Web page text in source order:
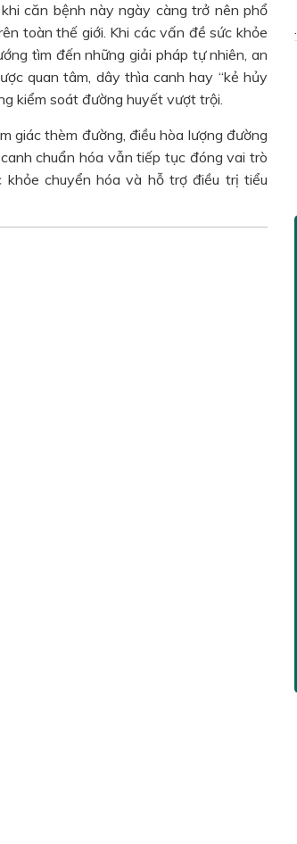
căn bệnh này ngày càng trở nên phổ
toàn thế giới. Khi các vấn đề sức khỏe
tìm đến những giải pháp tự nhiên, an
quan tâm, dây thìa canh hay “kẻ hủy
kiểm soát đường huyết vượt trội.
giác thèm đường, điều hòa lượng đường
chuẩn hóa vẫn tiếp tục đóng vai trò
chuyển hóa và hỗ trợ điều trị tiểu